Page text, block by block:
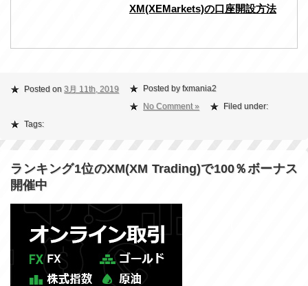
XM(XEMarkets)の口座開設方法
Posted on 3月 11th, 2019
Posted by fxmania2
No Comment »
Filed under:
Tags:
ランキング1位のXM(XM Trading)で100％ボーナス
開催中